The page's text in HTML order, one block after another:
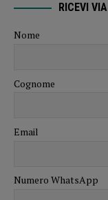
RICEVI
Nome
Cognome
Email
Numero WhatsApp